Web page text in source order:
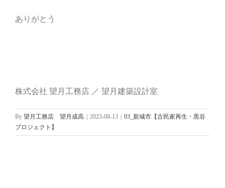
ありがとう
株式会社 望月工務店 ／ 望月建築設計室
By 望月工務店 望月成高 2023-08-13
03_新城市【古民家再生・黒谷
プロジェクト】